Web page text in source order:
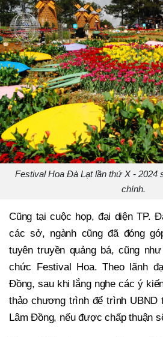
Festival Hoa Đà Lạt lần thứ X - 2024
chính.
Cũng tại cuộc họp, đại diện TP.
các sở, ngành cũng đã đóng
tuyên truyền quảng bá, cũng
chức Festival Hoa. Theo lãnh
Đồng, sau khi lắng nghe các ý
thảo chương trình để trình UBND
Lâm Đồng, nếu được chấp thuận